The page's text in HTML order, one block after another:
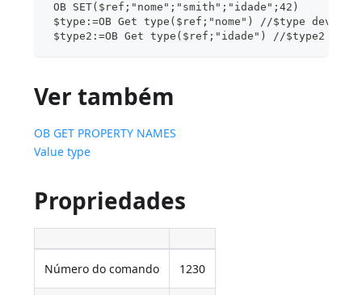
OB SET($ref;"nome";"smith";"idade";42)
$type:=OB Get type($ref;"nome") //$type devolve
$type2:=OB Get type($ref;"idade") //$type2
Ver também
OB GET PROPERTY NAMES
Value type
Propriedades
Número do comando 1230